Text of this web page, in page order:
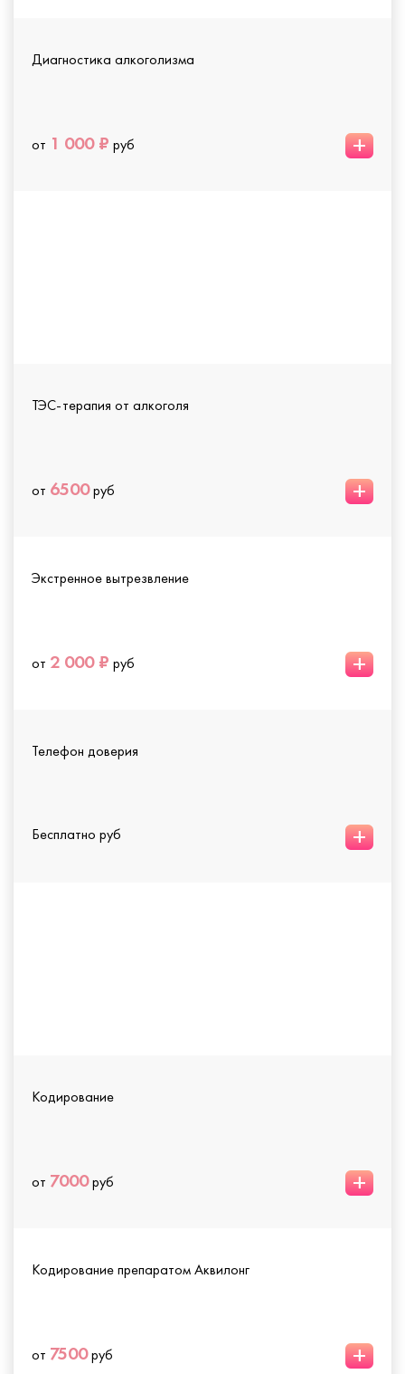
Диагностика алкоголизма
от 1 000 ₽ руб +
ТЭС-терапия от алкоголя
от 6500руб +
Экстренное вытрезвление
от 2 000 ₽ руб +
Телефон доверия
Бесплатно руб +
Кодирование
от 7000руб +
Кодирование препаратом Аквилонг
от 7500руб +